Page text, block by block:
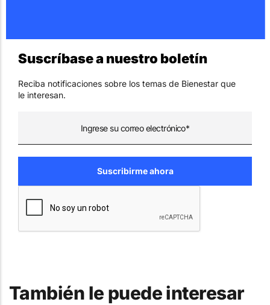
Suscríbase a nuestro boletín
Reciba notificaciones sobre los temas de Bienestar que
le interesan.
También le puede interesar